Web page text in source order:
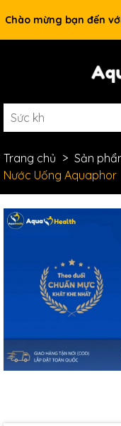
Chào mừng bạn đến
Rất nhiều ưu đãi và
bạn
Trang chủ Sản
Nước Uống Aquaphor